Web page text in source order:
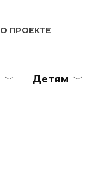
О ПРОЕКТЕ
Детям